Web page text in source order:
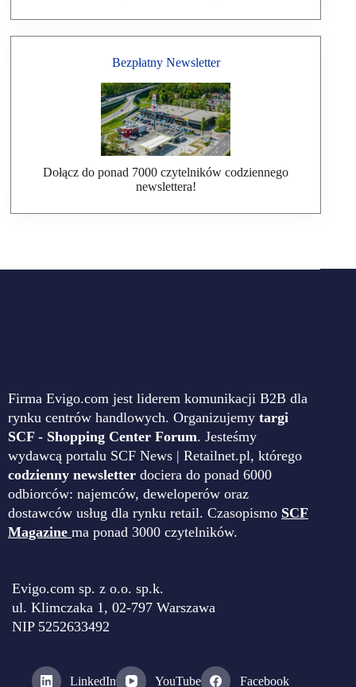
Bezpłatny Newsletter
Dołącz do ponad 7000 czytelników codziennego
newslettera!
Firma Evigo.com jest liderem komunikacji B2B dla
rynku centrów handlowych. Organizujemy targi
SCF - Shopping Center Forum. Jesteśmy
wydawcą portalu SCF News | Retailnet.pl, którego
codzienny newsletter dociera do ponad 6000
odbiorców: najemców, deweloperów oraz
dostawców usług dla rynku retail. Czasopismo SCF
Magazine ma ponad 3000 czytelników.
Evigo.com sp. z o.o. sp.k.
ul. Klimczaka 1, 02-797 Warszawa
NIP 5252633492
LinkedIn YouTube Facebook